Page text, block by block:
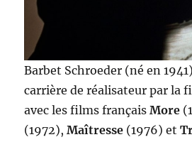
Barbet Schroeder (né en
carrière de réalisateur par la
avec les films françaisMore
(1972),Maîtresse (1976) et